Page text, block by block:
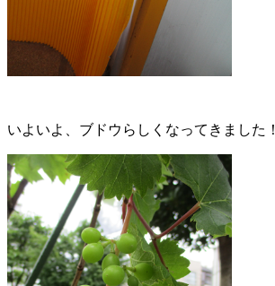
いよいよ、ブドウらしくなってきました！